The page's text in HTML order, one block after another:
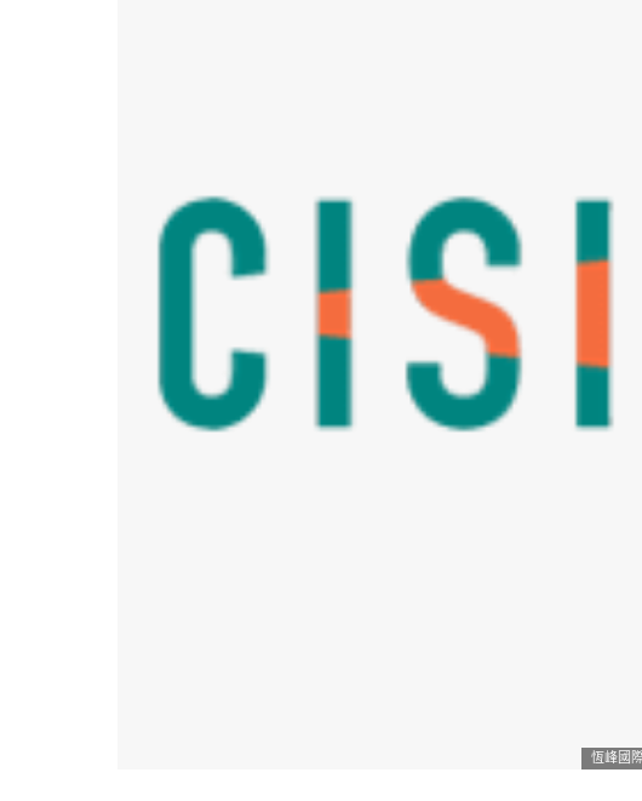
恆峰國